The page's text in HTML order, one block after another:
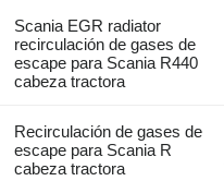
Scania EGR radiator
recirculación de gases de
escape para Scania R440
cabeza tractora
Recirculación de gases de
escape para Scania R
cabeza tractora